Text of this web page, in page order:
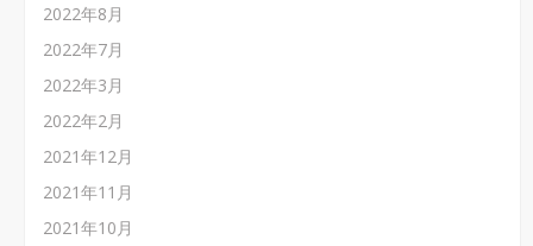
2022年8月
2022年7月
2022年3月
2022年2月
2021年12月
2021年11月
2021年10月